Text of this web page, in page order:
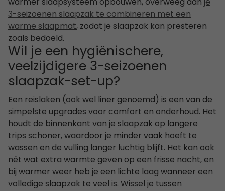
3-seizoenen slaapzak te combineren met een
warme slaapmat, zodat je slaapzak kan presteren
zoals bedoeld.
Wil je een hygiënischere,
veelzijdigere 3-seizoenen
slaapzak-set-up?
Een reislaken (ook wel liner genoemd) is een van de
simpelste upgrades voor comfort en onderhoud. Het
houdt de binnenkant van je slaapzak op langere
trips schoner, waardoor je minder vaak hoeft te
wassen en de vulling langer luchtig blijft. Het kan ook
nét wat extra warmte geven op een frisse nacht, en
bij warmer weer heb je een lichte laag wanneer een
volledige slaapzak te veel is. Wissel je tussen